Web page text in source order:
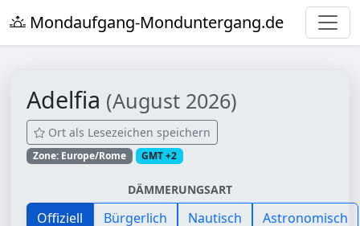
Mondaufgang-Monduntergang.de
Adelfia (August 2026)
Ort als Lesezeichen speichern
Zone: Europe/Rome GMT +2
DÄMMERUNGSART
Offiziell Bürgerlich Nautisch Astronomisch